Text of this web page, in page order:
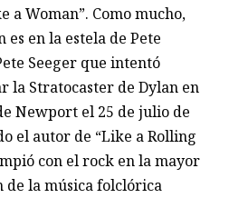
a Woman”. Como mucho,
es en la estela de Pete
Seeger que intentó
la Stratocaster de Dylan en
Newport el 25 de julio de
el autor de “Like a Rolling
con el rock en la mayor
de la música folclórica